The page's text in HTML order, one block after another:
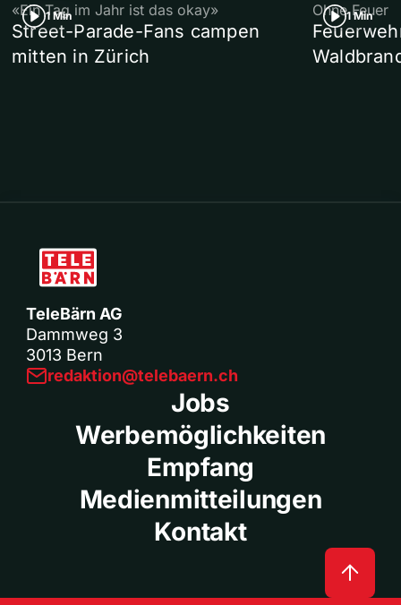
1 Min
«Ein Tag im Jahr ist das okay»
Street-Parade-Fans campen
mitten in Zürich
1 Min
Ohne Feuer
TeleBärn AG
Dammweg 3
3013 Bern
redaktion@telebaern.ch
Jobs
Werbemöglichkeiten
Empfang
Medienmitteilungen
Kontakt